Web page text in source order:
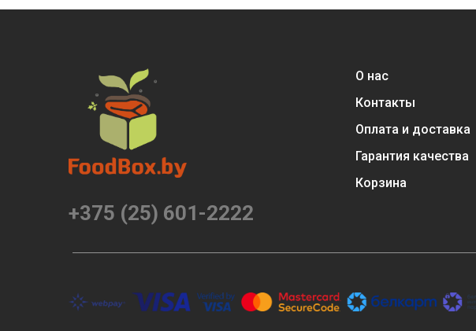
+375 (25) 601-2222
О нас
Контакты
Оплата и доставка
Гарантия качества
Корзина